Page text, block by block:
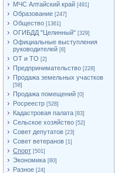
МЧС Алтайский край [491]
Образование [247]
Общество [1361]
ОГИБДД "Целинный" [329]
Официальные выступления
руководителей [6]
ОТ и ТО [2]
Предпринимательство [228]
Продажа земельных участков
[58]
Продажа помещений [0]
Росреестр [528]
Кадастровая палата [83]
Сельское хозяйство [52]
Совет депутатов [23]
Совет ветеранов [1]
Спорт [501]
Экономика [80]
Разное [24]